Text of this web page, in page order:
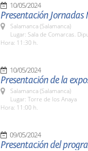
10/05/2024
Presentación
Salamanca (Salamanca)
Lugar: Sala de Comarcas.
Hora: 11:30 h.
10/05/2024
Presentación de la
Salamanca (Salamanca)
Lugar: Torre de los Anaya
Hora: 11:00 h.
09/05/2024
Presentación del